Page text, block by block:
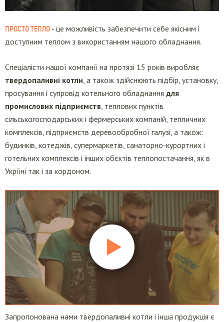
ПРОСТО ТЕПЛО - це можливість забезпечити себе якісним і
доступним теплом з використанням нашого обладнання.
Спеціалісти нашої компанії на протязі 15 років виробляє
твердопаливні котли , а також здійснюють підбір, установку,
просування і супровід котельного обладнання для
промислових підприємств , теплових пунктів
сільськогосподарських і фермерських компаній, тепличних
комплексів, підприємств деревообробної галузі, а також:
будинків, котеджів, супермаркетів, санаторно-курортних і
готельних комплексів і інших обєктів теплопостачання, як в
Укріїні так і за кордоном.
Запропонована нами твердопаливні котли і інша продукція є